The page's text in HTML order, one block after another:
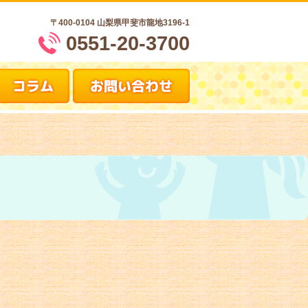
〒400-0104 山梨県甲斐市龍地3196-1
0551-20-3700